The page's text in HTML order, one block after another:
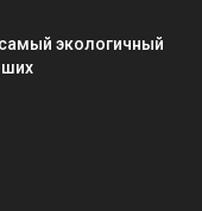
экологичный